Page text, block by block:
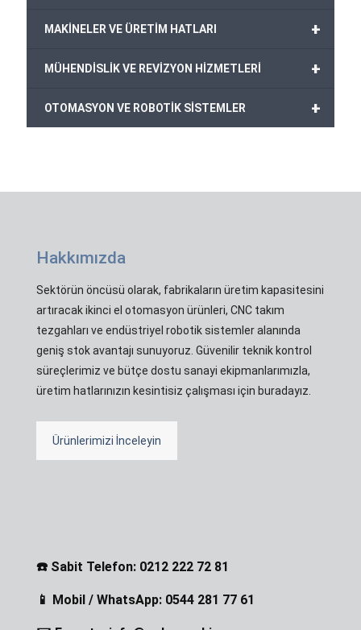
+
MAKİNELER VE ÜRETİM HATLARI
+
MÜHENDİSLİK VE REVİZYON HİZMETLERİ
+
OTOMASYON VE ROBOTİK SİSTEMLER
Hakkımızda
Sektörün öncüsü olarak, fabrikaların üretim kapasitesini
artıracak ikinci el otomasyon ürünleri, CNC takım
tezgahları ve endüstriyel robotik sistemler alanında
geniş stok avantajı sunuyoruz. Güvenilir teknik kontrol
süreçlerimiz ve bütçe dostu sanayi ekipmanlarımızla,
üretim hatlarınızın kesintisiz çalışması için buradayız.
Ürünlerimizi İnceleyin
☎️ Sabit Telefon: 0212 222 72 81
📱 Mobil / WhatsApp: 0544 281 77 61